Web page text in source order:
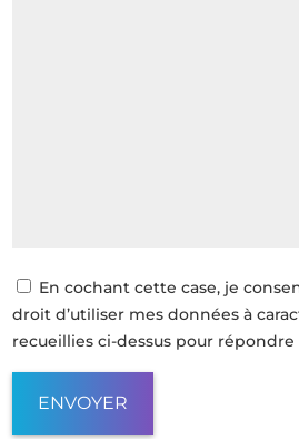
En cochant cette case, je
droit d’utiliser mes données à
recueillies ci-dessus pour